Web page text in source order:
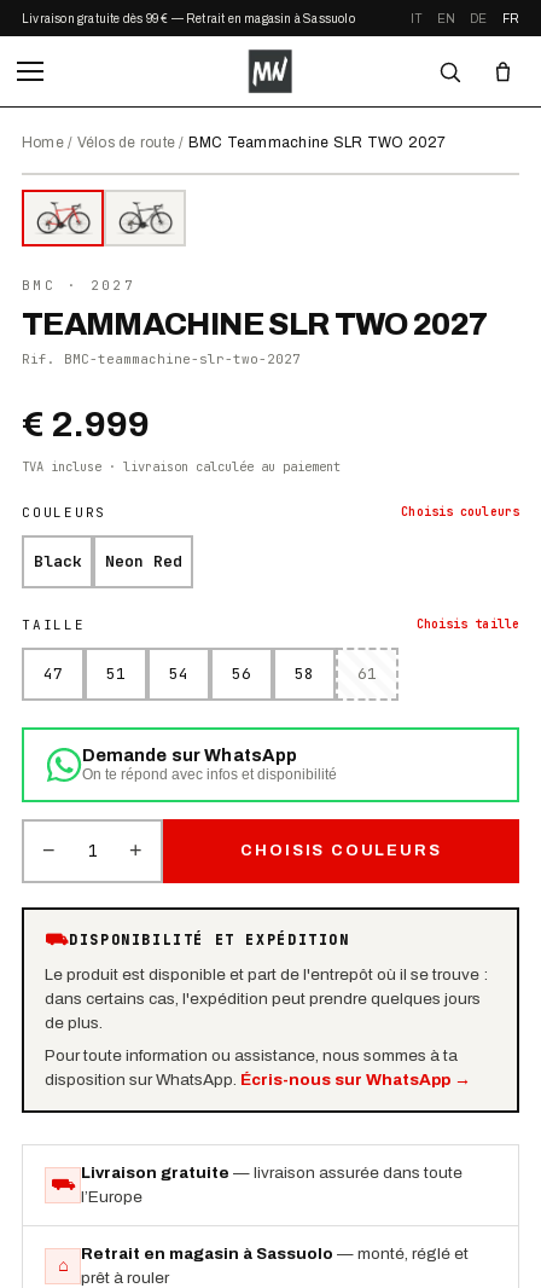
Livraison gratuite dès 99 € — Retrait en magasin à Sassuolo IT EN DE FR
Home/ Vélos de route / BMC Teammachine SLR TWO 2027
2027 EN STOCK
⤢ ZOOM
BMC · 2027
TEAMMACHINE SLR TWO 2027
Rif. BMC-teammachine-slr-two-2027
€ 2.999
TVA incluse · livraison calculée au paiement
COULEURS Choisis couleurs
Black Neon Red
TAILLE Choisis taille
47 51 54 56 58 61
Demande sur WhatsApp
On te répond avec infos et disponibilité
− 1 + CHOISIS COULEURS
⛟DISPONIBILITÉ ET EXPÉDITION
Le produit est disponible et part de l'entrepôt où il se trouve :
dans certains cas, l'expédition peut prendre quelques jours
de plus.
Pour toute information ou assistance, nous sommes à ta
disposition sur WhatsApp. Écris-nous sur WhatsApp→
⛟
Livraison gratuite — livraison assurée dans toute
l’Europe
⌂
Retrait en magasin à Sassuolo — monté, réglé et
prêt à rouler